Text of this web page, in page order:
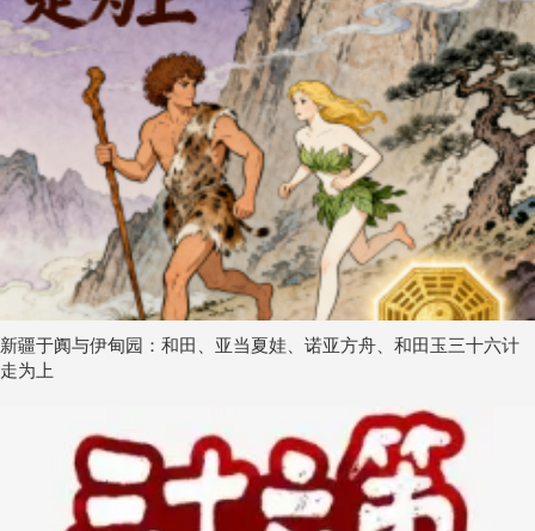
新疆于阗与伊甸园：和田、亚当夏娃、诺亚方舟、和田玉三十六计
走为上